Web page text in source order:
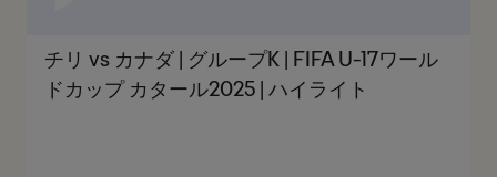
チリ vs カナダ | グループK | FIFA U-17ワール
ドカップ カタール2025 | ハイライト